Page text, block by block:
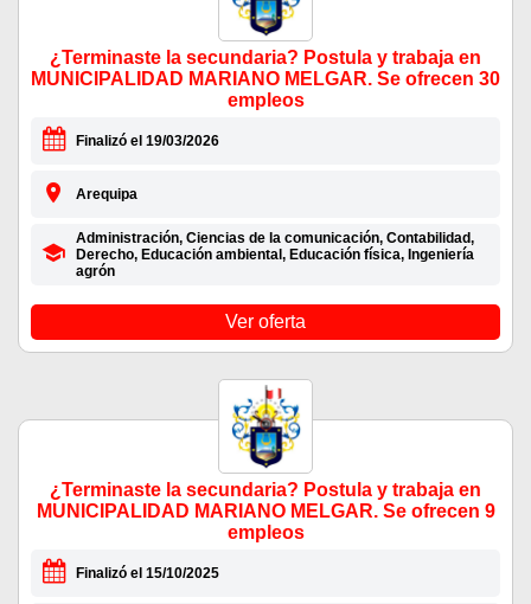
¿Terminaste la secundaria? Postula y trabaja en
MUNICIPALIDAD MARIANO MELGAR. Se ofrecen 30
empleos
Finalizó el 19/03/2026
Arequipa
Administración, Ciencias de la comunicación, Contabilidad,
Derecho, Educación ambiental, Educación física, Ingeniería
agrón
Ver oferta
¿Terminaste la secundaria? Postula y trabaja en
MUNICIPALIDAD MARIANO MELGAR. Se ofrecen 9
empleos
Finalizó el 15/10/2025